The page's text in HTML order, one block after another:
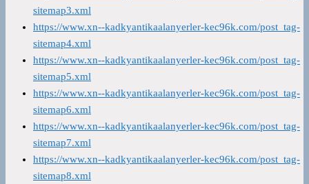
sitemap3.xml
https://www.xn--kadkyantikaalanyerler-kec96k.com/post_tag-
sitemap4.xml
https://www.xn--kadkyantikaalanyerler-kec96k.com/post_tag-
sitemap5.xml
https://www.xn--kadkyantikaalanyerler-kec96k.com/post_tag-
sitemap6.xml
https://www.xn--kadkyantikaalanyerler-kec96k.com/post_tag-
sitemap7.xml
https://www.xn--kadkyantikaalanyerler-kec96k.com/post_tag-
sitemap8.xml